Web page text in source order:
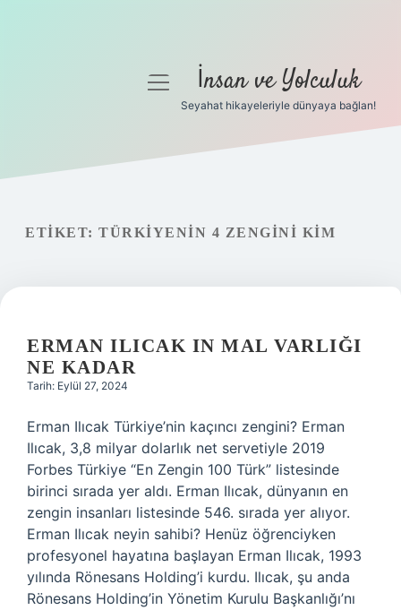
Gizlilik Politikası
menüyü İnsan ve Yolculuk
Seyahat hikayeleriyle dünyaya bağlan!
ETIKET: TÜRKIYENIN 4 ZENGINI KIM
ERMAN ILICAK IN MAL VARLIĞI
NE KADAR
Tarih: Eylül 27, 2024
Erman Ilıcak Türkiye’nin kaçıncı zengini? Erman
Ilıcak, 3,8 milyar dolarlık net servetiyle 2019
Forbes Türkiye “En Zengin 100 Türk” listesinde
birinci sırada yer aldı. Erman Ilıcak, dünyanın en
zengin insanları listesinde 546. sırada yer alıyor.
Erman Ilıcak neyin sahibi? Henüz öğrenciyken
profesyonel hayatına başlayan Erman Ilıcak, 1993
yılında Rönesans Holding’i kurdu. Ilıcak, şu anda
Rönesans Holding’in Yönetim Kurulu Başkanlığı’nı